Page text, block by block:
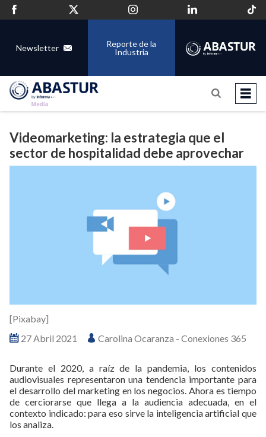
Newsletter
Reporte de la
Industria
Videomarketing: la estrategia que el
sector de hospitalidad debe aprovechar
27 Abril 2021 Carolina Ocaranza - Conexiones 365
[Pixabay]
Durante el 2020, a raíz de la pandemia, los contenidos
audiovisuales representaron una tendencia importante para
el desarrollo del marketing en los negocios. Ahora es tiempo
de cerciorarse que llega a la audiencia adecuada, en el
contexto indicado: para eso sirve la inteligencia artificial que
los analiza.